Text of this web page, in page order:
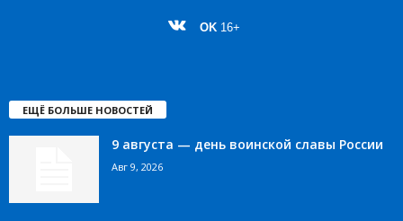
OK 16+
ЕЩЁ БОЛЬШЕ НОВОСТЕЙ
9 августа — день воинской славы России
Авг 9, 2026